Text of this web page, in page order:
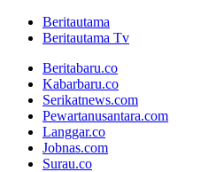
Beritautama
Beritautama Tv
Beritabaru.co
Kabarbaru.co
Serikatnews.com
Pewartanusantara.com
Langgar.co
Jobnas.com
Surau.co